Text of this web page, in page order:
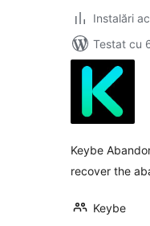
Instalări
Testat cu
Keybe
recover the
Keybe